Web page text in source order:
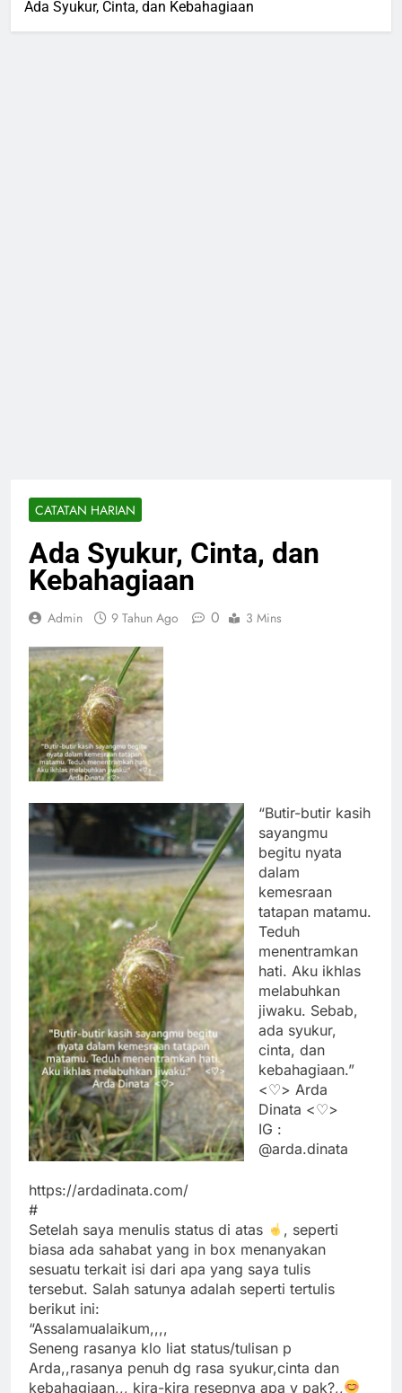
Ada Syukur, Cinta, dan Kebahagiaan
CATATAN HARIAN
Ada Syukur, Cinta, dan
Kebahagiaan
Admin 9 Tahun Ago 0 3 Mins
“Butir-butir kasih
sayangmu
begitu nyata
dalam
kemesraan
tatapan matamu.
Teduh
menentramkan
hati. Aku ikhlas
melabuhkan
jiwaku. Sebab,
ada syukur,
cinta, dan
kebahagiaan.”
<♡> Arda
Dinata <♡>
IG :
@arda.dinata
https://ardadinata.com/
#
Setelah saya menulis status di atas
, seperti
biasa ada sahabat yang in box menanyakan
sesuatu terkait isi dari apa yang saya tulis
tersebut. Salah satunya adalah seperti tertulis
berikut ini:
“Assalamualaikum,,,,
Seneng rasanya klo liat status/tulisan p
Arda,,rasanya penuh dg rasa syukur,cinta dan
kebahagiaan,,, kira-kira resepnya apa y pak?,,